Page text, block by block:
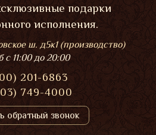
подарки
исполнения.
ш. д5к1 (производство)
с 11:00 до 20:00
201-6863
749-4000
обратный звонок